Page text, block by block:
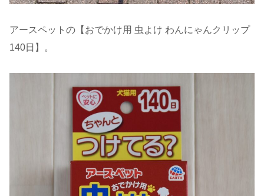
アースペットの【おでかけ用 虫よけ わんにゃんクリップ
140日】。